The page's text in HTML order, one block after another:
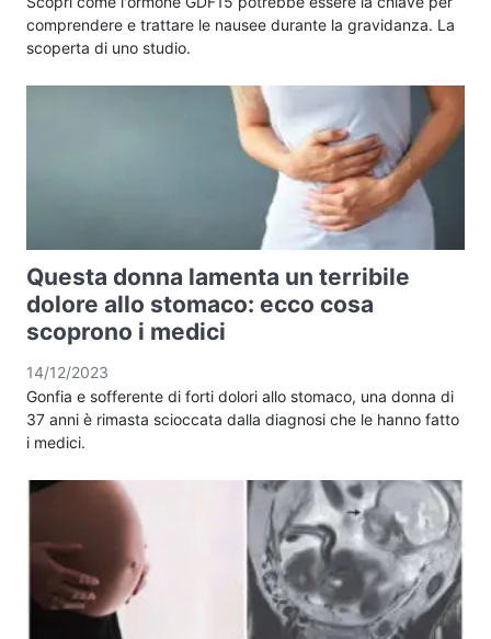
comprendere e trattare le nausee durante la gravidanza. La
scoperta di uno studio.
Questa donna lamenta un terribile
dolore allo stomaco: ecco cosa
scoprono i medici
14/12/2023
Gonfia e sofferente di forti dolori allo stomaco, una donna di
37 anni è rimasta scioccata dalla diagnosi che le hanno fatto
i medici.